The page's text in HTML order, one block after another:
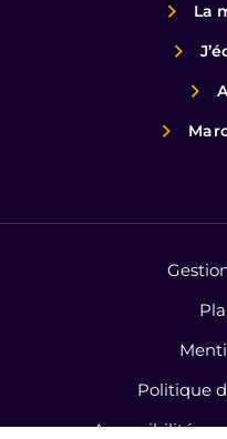
La
Politique
Accessibilité :